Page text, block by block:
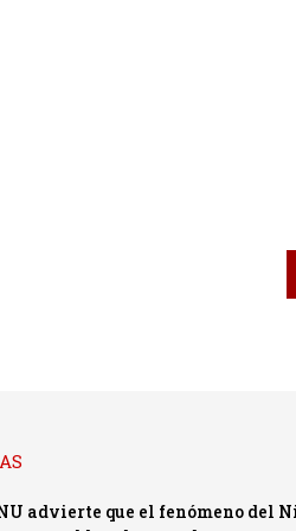
advierte que el fenómeno del